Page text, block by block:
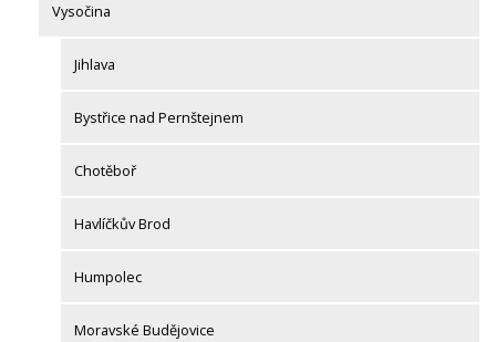
Vysočina
Jihlava
Bystřice nad Pernštejnem
Chotěboř
Havlíčkův Brod
Humpolec
Moravské Budějovice